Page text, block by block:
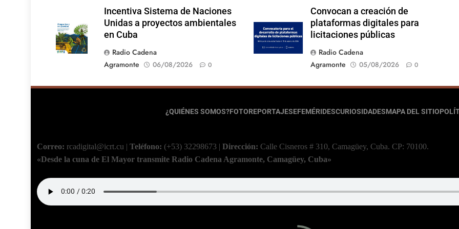
Incentiva Sistema de Naciones
Unidas a proyectos ambientales
en Cuba
Radio Cadena
Agramonte
06/08/2026 0
Convocan a creación de
plataformas digitales para
licitaciones públicas
Radio Cadena
Agramonte
05/08/2026 0
¿QUIÉNES SOMOS?FOTOREPORTAJESEFEMÉRIDESCURIOSIDADESMAPA DEL SITIO
Correo: rcadigital@icrt.cu | Teléfono: (+53) 32298673 | Dirección: Calle Cisneros # 310, Camagüey, Cuba. CP: 70100.
«Desde la cuna de El Mayor transmite Radio Cadena Agramonte, Camagüey, Cuba»